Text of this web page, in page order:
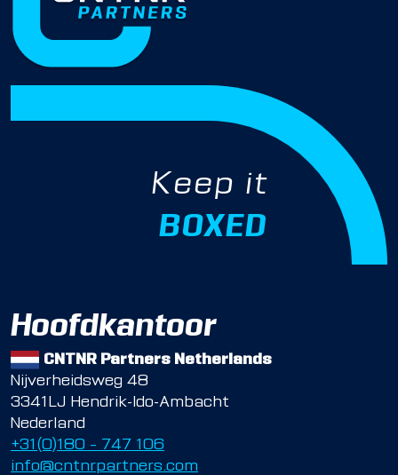
Keep it
BOXED
Hoofdkantoor
CNTNR Partners Netherlands
Nijverheidsweg 48
3341LJ Hendrik-Ido-Ambacht
Nederland
+31(0)180 – 747 106
info@cntnrpartners.com